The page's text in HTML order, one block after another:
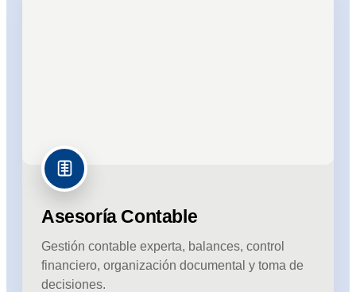
Asesoría Contable
Gestión contable experta, balances, control
financiero, organización documental y toma de
decisiones.